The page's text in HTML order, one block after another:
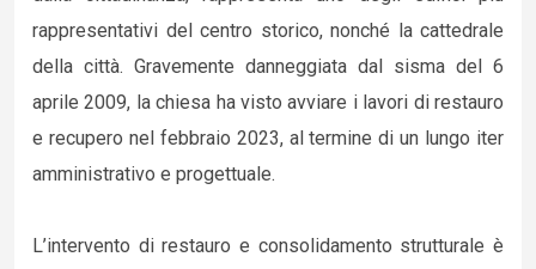
rappresentativi del centro storico, nonché la cattedrale
della città. Gravemente danneggiata dal sisma del 6
aprile 2009, la chiesa ha visto avviare i lavori di restauro
e recupero nel febbraio 2023, al termine di un lungo iter
amministrativo e progettuale.
L’intervento di restauro e consolidamento strutturale è